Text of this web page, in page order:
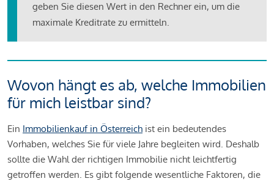
geben Sie diesen Wert in den Rechner ein, um die
maximale Kreditrate zu ermitteln.
Wovon hängt es ab, welche Immobilien
für mich leistbar sind?
Ein Immobilienkauf in Österreich ist ein bedeutendes
Vorhaben, welches Sie für viele Jahre begleiten wird. Deshalb
sollte die Wahl der richtigen Immobilie nicht leichtfertig
getroffen werden. Es gibt folgende wesentliche Faktoren, die